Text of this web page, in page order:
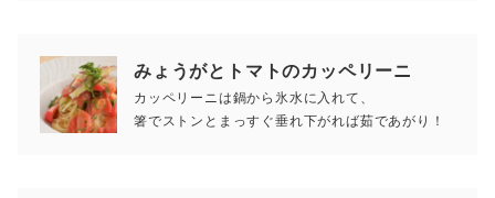
みょうがとトマトのカッペリーニ
カッペリーニは鍋から氷水に入れて、
箸でストンとまっすぐ垂れ下がれば茹であがり！